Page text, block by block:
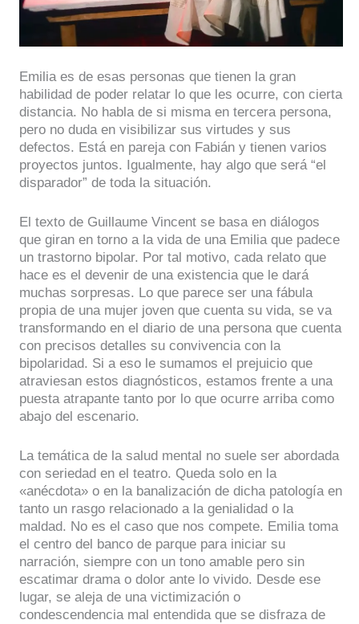
Emilia es de esas personas que tienen la gran
habilidad de poder relatar lo que les ocurre, con cierta
distancia. No habla de si misma en tercera persona,
pero no duda en visibilizar sus virtudes y sus
defectos. Está en pareja con Fabián y tienen varios
proyectos juntos. Igualmente, hay algo que será “el
disparador” de toda la situación.
El texto de Guillaume Vincent se basa en diálogos
que giran en torno a la vida de una Emilia que padece
un trastorno bipolar. Por tal motivo, cada relato que
hace es el devenir de una existencia que le dará
muchas sorpresas. Lo que parece ser una fábula
propia de una mujer joven que cuenta su vida, se va
transformando en el diario de una persona que cuenta
con precisos detalles su convivencia con la
bipolaridad. Si a eso le sumamos el prejuicio que
atraviesan estos diagnósticos, estamos frente a una
puesta atrapante tanto por lo que ocurre arriba como
abajo del escenario.
La temática de la salud mental no suele ser abordada
con seriedad en el teatro. Queda solo en la
«anécdota» o en la banalización de dicha patología en
tanto un rasgo relacionado a la genialidad o la
maldad. No es el caso que nos compete. Emilia toma
el centro del banco de parque para iniciar su
narración, siempre con un tono amable pero sin
escatimar drama o dolor ante lo vivido. Desde ese
lugar, se aleja de una victimización o
condescendencia mal entendida que se disfraza de